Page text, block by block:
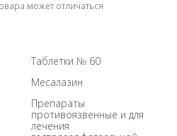
может отличаться
Таблетки № 60
Месалазин
Препараты
противоязвенные и для
лечения